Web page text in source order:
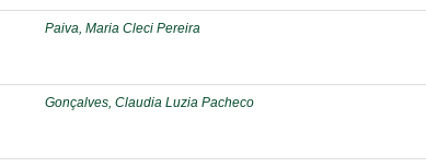
Paiva, Maria Cleci Pereira
Gonçalves, Claudia Luzia Pacheco